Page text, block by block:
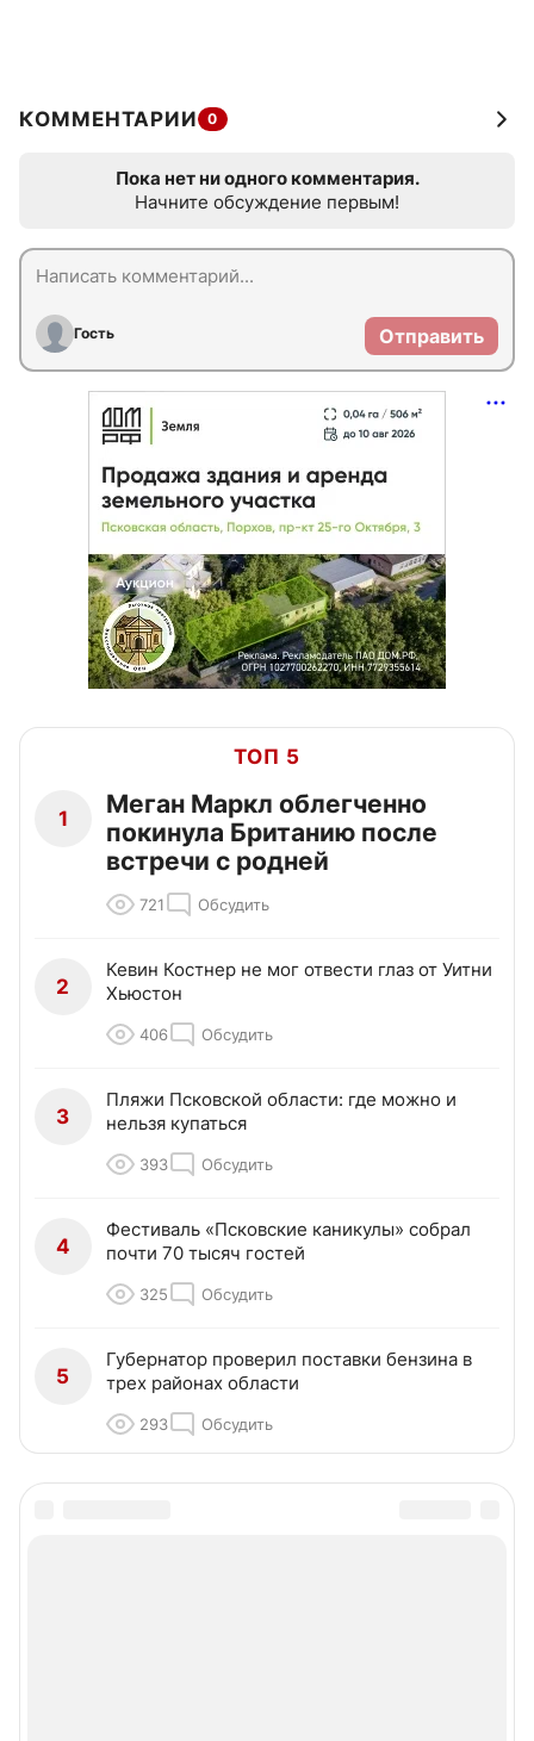
КОММЕНТАРИИ 0
Пока нет ни одного комментария.
Начните обсуждение первым!
Гость Отправить
ТОП 5
1
Меган Маркл облегченно
покинула Британию после
встречи с родней
721 Обсудить
2
Кевин Костнер не мог отвести глаз от Уитни
Хьюстон
406 Обсудить
3
Пляжи Псковской области: где можно и
нельзя купаться
393 Обсудить
4
Фестиваль «Псковские каникулы» собрал
почти 70 тысяч гостей
325 Обсудить
5
Губернатор проверил поставки бензина в
трех районах области
293 Обсудить